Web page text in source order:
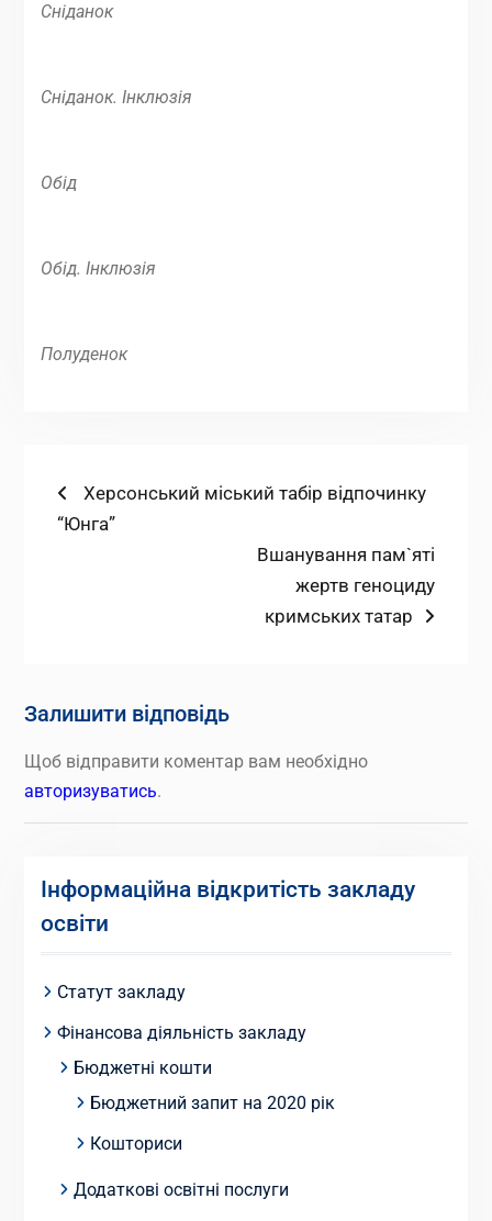
Сніданок
Сніданок. Інклюзія
Обід
Обід. Інклюзія
Полуденок
Навігація
записів
Попередній
запис:
Херсонський міський табір відпочинку
“Юнга”
Наступний
запис:
Вшанування пам`яті
жертв геноциду
кримських татар
Залишити відповідь
Щоб відправити коментар вам необхідно
авторизуватись.
Інформаційна відкритість закладу
освіти
Статут закладу
Фінансова діяльність закладу
Бюджетні кошти
Бюджетний запит на 2020 рік
Кошториси
Додаткові освітні послуги